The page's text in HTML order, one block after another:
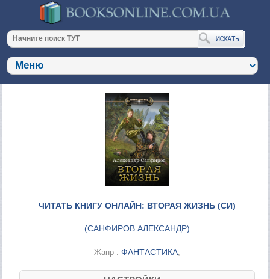
ЧИТАТЬ КНИГУ ОНЛАЙН: ВТОРАЯ ЖИЗНЬ (СИ)
(САНФИРОВ АЛЕКСАНДР)
Жанр : ФАНТАСТИКА;